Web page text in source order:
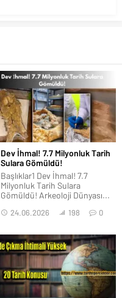
Dev İhmal! 7.7 Milyonluk Tarih
Sulara Gömüldü!
Başlıklar1 Dev İhmal! 7.7
Milyonluk Tarih Sulara
Gömüldü! Arkeoloji Dünyası...
24.06.2026 198 0